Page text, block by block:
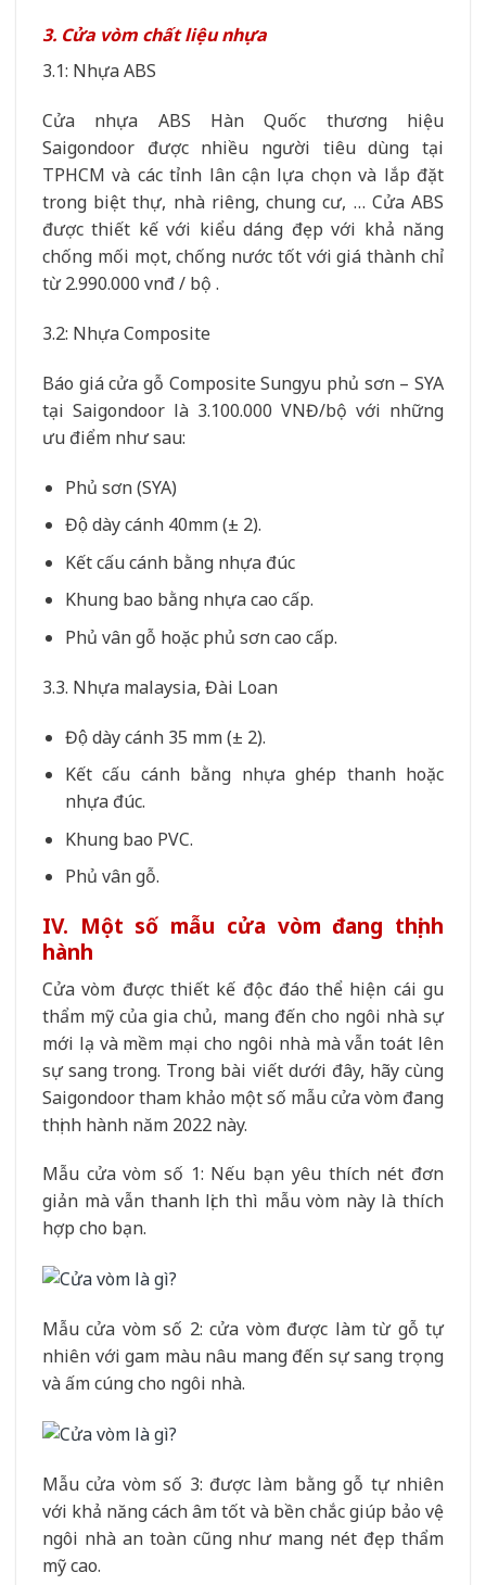
3. Cửa vòm chất liệu nhựa
3.1: Nhựa ABS
Cửa nhựa ABS Hàn Quốc thương hiệu
Saigondoor được nhiều người tiêu dùng tại
TPHCM và các tỉnh lân cận lựa chọn và lắp đặt
trong biệt thự, nhà riêng, chung cư, … Cửa ABS
được thiết kế với kiểu dáng đẹp với khả năng
chống mối mọt, chống nước tốt với giá thành chỉ
từ 2.990.000 vnđ / bộ .
3.2: Nhựa Composite
Báo giá cửa gỗ Composite Sungyu phủ sơn – SYA
tại Saigondoor là 3.100.000 VNĐ/bộ với những
ưu điểm như sau:
Phủ sơn (SYA)
Độ dày cánh 40mm (± 2).
Kết cấu cánh bằng nhựa đúc
Khung bao bằng nhựa cao cấp.
Phủ vân gỗ hoặc phủ sơn cao cấp.
3.3. Nhựa malaysia, Đài Loan
Độ dày cánh 35 mm (± 2).
Kết cấu cánh bằng nhựa ghép thanh hoặc
nhựa đúc.
Khung bao PVC.
Phủ vân gỗ.
IV. Một số mẫu cửa vòm đang thịnh
hành
Cửa vòm được thiết kế độc đáo thể hiện cái gu
thẩm mỹ của gia chủ, mang đến cho ngôi nhà sự
mới lạ và mềm mại cho ngôi nhà mà vẫn toát lên
sự sang trong. Trong bài viết dưới đây, hãy cùng
Saigondoor tham khảo một số mẫu cửa vòm đang
thịnh hành năm 2022 này.
Mẫu cửa vòm số 1: Nếu bạn yêu thích nét đơn
giản mà vẫn thanh lịch thì mẫu vòm này là thích
hợp cho bạn.
Mẫu cửa vòm số 2: cửa vòm được làm từ gỗ tự
nhiên với gam màu nâu mang đến sự sang trọng
và ấm cúng cho ngôi nhà.
Mẫu cửa vòm số 3: được làm bằng gỗ tự nhiên
với khả năng cách âm tốt và bền chắc giúp bảo vệ
ngôi nhà an toàn cũng như mang nét đẹp thẩm
mỹ cao.